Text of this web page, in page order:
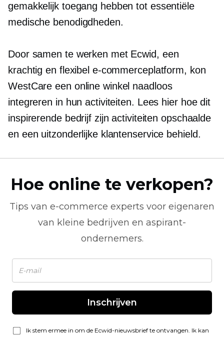
gemakkelijk toegang hebben tot essentiële
medische benodigdheden.
Door samen te werken met Ecwid, een
krachtig en flexibel e-commerceplatform, kon
WestCare een online winkel naadloos
integreren in hun activiteiten. Lees hier hoe dit
inspirerende bedrijf zijn activiteiten opschaalde
en een uitzonderlijke klantenservice behield.
Hoe online te verkopen?
Tips van e-commerce experts voor eigenaren
van kleine bedrijven en aspirant-
ondernemers.
Inschrijven
Ik stem ermee in om de Ecwid-nieuwsbrief te ontvangen. Ik kan